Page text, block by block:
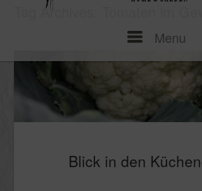
Menu
Tag Archives:
Blick in den